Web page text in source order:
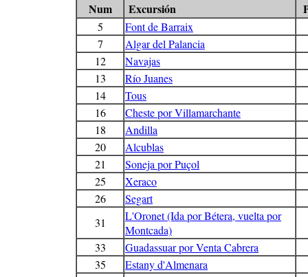
Num Excursión
5
Font de Barraix
7
Algar del Palancia
12
Navajas
13
Río Juanes
14
Tous
16
Cheste por Villamarchante
18
Andilla
20
Alcublas
21
Soneja por Puçol
25
Xeraco
26
Segart
31
L'Oronet (Ida por Bétera, vuelta por
Montcada)
33
Guadassuar por Venta Cabrera
35
Estany d'Almenara